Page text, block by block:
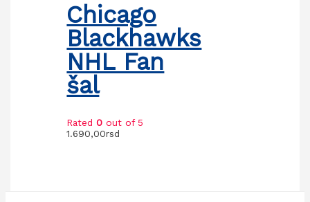
Chicago
Blackhawks
NHL Fan
šal
Rated0 out of 5
1.690,00rsd